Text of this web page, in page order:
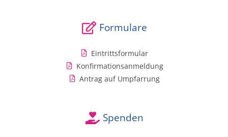
Formulare
Eintrittsformular
Konfirmationsanmeldung
Antrag auf Umpfarrung
Spenden